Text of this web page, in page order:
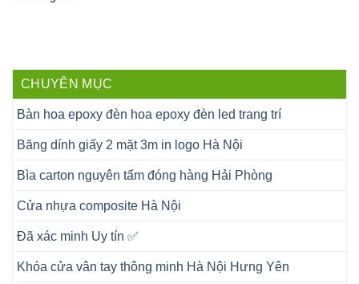
CHUYÊN MỤC
Bàn hoa epoxy đèn hoa epoxy đèn led trang trí
Băng dính giấy 2 mặt 3m in logo Hà Nội
Bìa carton nguyên tấm đóng hàng Hải Phòng
Cửa nhựa composite Hà Nội
Đã xác minh Uy tín ✅
Khóa cửa vân tay thông minh Hà Nội Hưng Yên